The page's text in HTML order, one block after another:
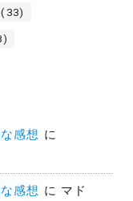
(33)
感想 に
感想 に マド